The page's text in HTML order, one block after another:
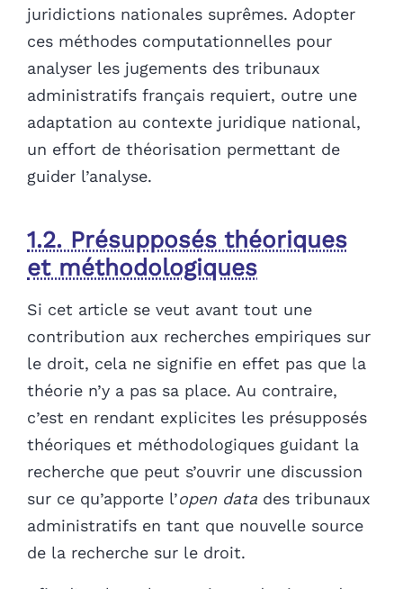
juridictions nationales suprêmes. Adopter
ces méthodes computationnelles pour
analyser les jugements des tribunaux
administratifs français requiert, outre une
adaptation au contexte juridique national,
un effort de théorisation permettant de
guider l’analyse.
1.2. Présupposés théoriques
et méthodologiques
Si cet article se veut avant tout une
contribution aux recherches empiriques sur
le droit, cela ne signifie en effet pas que la
théorie n’y a pas sa place. Au contraire,
c’est en rendant explicites les présupposés
théoriques et méthodologiques guidant la
recherche que peut s’ouvrir une discussion
sur ce qu’apporte l’open data des tribunaux
administratifs en tant que nouvelle source
de la recherche sur le droit.